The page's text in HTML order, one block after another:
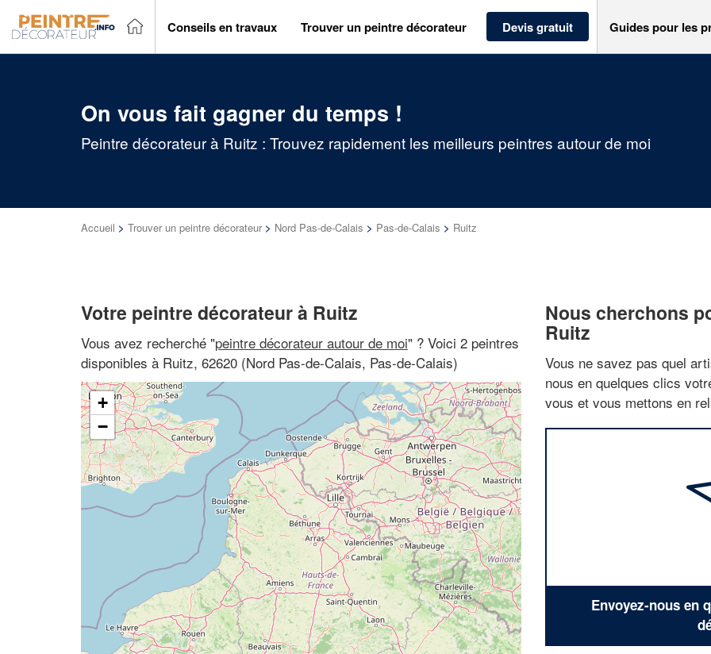
Conseils en travaux Trouver un peintre décorateur Devis gratuit Guides pour les
On vous fait gagner du temps !
Peintre décorateur à Ruitz : Trouvez rapidement les meilleurs peintres autour de moi
Accueil > Trouver un peintre décorateur > Nord Pas-de-Calais > Pas-de-Calais > Ruitz
Votre peintre décorateur à Ruitz
Vous avez recherché "peintre décorateur autour de moi" ? Voici 2 peintres
disponibles à Ruitz, 62620 (Nord Pas-de-Calais, Pas-de-Calais)
+
−
Nous cherchons
Ruitz
Vous ne savez pas quel
nous en quelques clics
vous et vous mettons en
Envoyez-nous en